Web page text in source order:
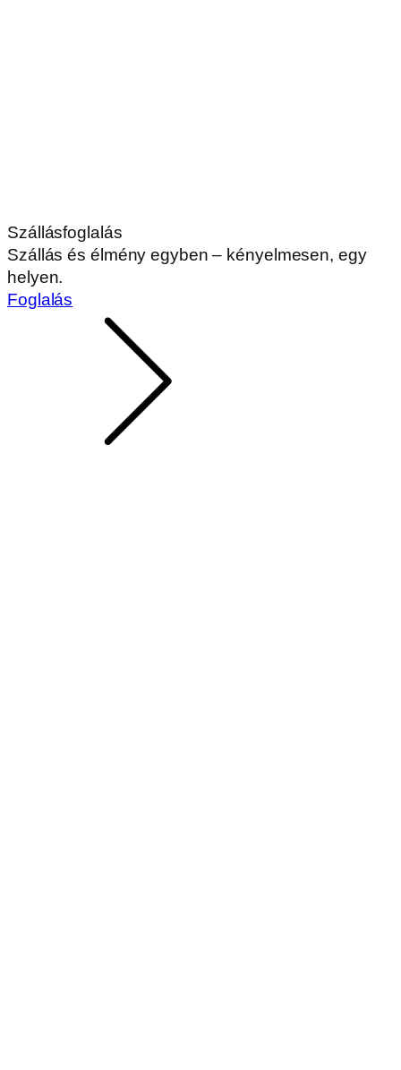
Szállásfoglalás
Szállás és élmény egyben – kényelmesen, egy
helyen.
Foglalás